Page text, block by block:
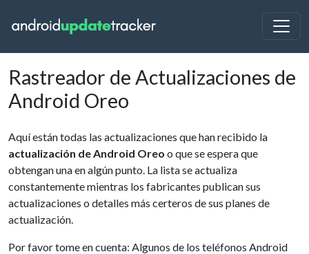
Rastreador de Actualizaciones de
Android Oreo
Aquí están todas las actualizaciones que han recibido la
actualización de Android Oreo o que se espera que
obtengan una en algún punto. La lista se actualiza
constantemente mientras los fabricantes publican sus
actualizaciones o detalles más certeros de sus planes de
actualización.
Por favor tome en cuenta: Algunos de los teléfonos Android